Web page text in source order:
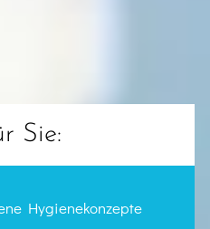
Sie:
Hygienekonzepte